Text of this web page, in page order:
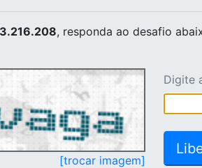
, responda ao desafio
[trocar imagem]
Digite